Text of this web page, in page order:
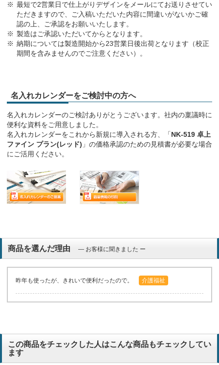
最短で2営業日で仕上がりデザインをメールにてお送りさせてい
ただきますので、ご入稿いただいた内容に間違いがないかご確
認の上、ご承認をお願いいたします。
製造はご承認いただいてからとなります。
納期については製造開始から23営業日後出荷となります（校正
期間を含みませんのでご注意ください）。
名入れカレンダーをご検討中の方へ
名入れカレンダーのご検討ありがとうございます。社内の稟議時に
便利な資料をご用意しました。
名入れカレンダーをこれから新規に導入される方、「NK-519 卓上
ファイン プラン(レッド) 」の価格承認のための見積書が必要な場合
にご活用ください。
商品を選んだ理由 ― お客様に聞きました ー
昨年も使ったが、きれいで便利だったので。 介護福祉
この商品をチェックした人はこんな商品もチェックしてい
ます